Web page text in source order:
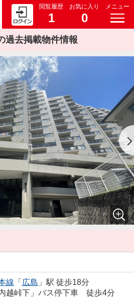
閲覧履歴
1
お気に入り
0
メニュー
過去掲載物件情報
線 「 広島 」駅 徒歩18分
内越峠下」バス停下車 徒歩4分